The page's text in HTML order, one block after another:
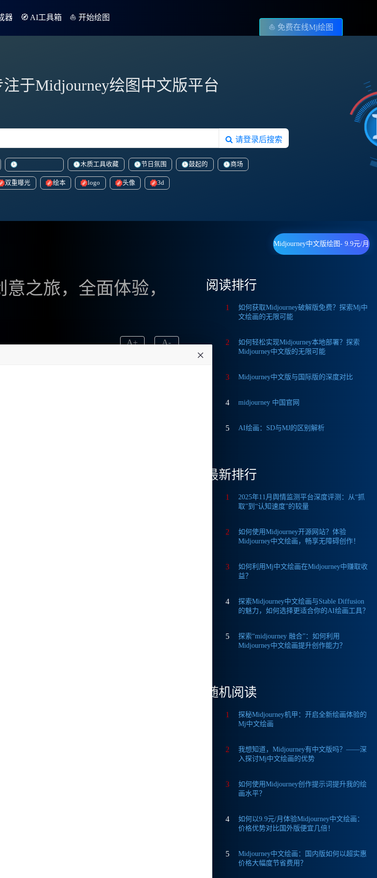
器 🧭 AI工具箱
⛵️ 开始绘图
⛵️ 免费在线Mj绘图
于Midjourney绘图中文版平台
请登录后搜索
vibrantcartoonish
木质工具收藏 节日氛围 鼓起的 商场
双重曝光 绘本 logo 头像 3d
Midjourney中文版绘图- 9.9元/月
之旅，全面体验，
A-
A+
价值和乐趣。下面，我将详细介绍
旅。
国内用户而言，彻底打破了地域限制，让
手。
造无穷可能。
体如下：
形，创造出多层次的艺术效果。
像，大大简化了创作流程。
保存的效率。
阅读排行
1
如何获取Midjourney破解版免费？探索Mj中
文绘画的无限可能
2
如何轻松实现Midjourney本地部署？探索
Midjourney中文版的无限可能
3 Midjourney中文版与国际版的深度对比
4 midjourney 中国官网
5 AI绘画：SD与MJ的区别解析
最新排行
1
2025年11月舆情监测平台深度评测：从“抓
取”到“认知速度”的较量
2
如何使用Midjourney开源网站？体验
Midjourney中文绘画，畅享无障碍创作！
3
如何利用Mj中文绘画在Midjourney中赚取收
益？
4
探索Midjourney中文绘画与Stable Diffusion
的魅力，如何选择更适合你的AI绘画工具？
5
探索“midjourney 融合”：如何利用
Midjourney中文绘画提升创作能力？
随机阅读
1
探秘Midjourney机甲：开启全新绘画体验的
Mj中文绘画
2
我想知道，Midjourney有中文版吗？——深
入探讨Mj中文绘画的优势
3
如何使用Midjourney创作提示词提升我的绘
画水平？
4
如何以9.9元/月体验Midjourney中文绘画：
价格优势对比国外版便宜几倍！
5
Midjourney中文绘画：国内版如何以超实惠
价格大幅度节省费用？